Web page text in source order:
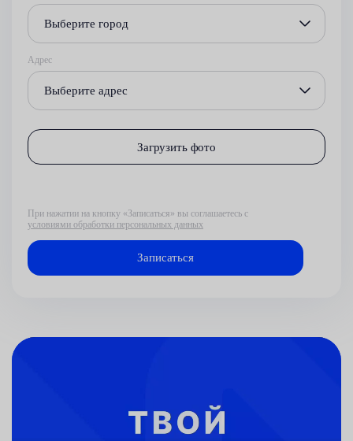
Выберите город
Адрес
Выберите адрес
Загрузить фото
При нажатии на кнопку «Записаться» вы соглашаетесь с
условиями обработки персональных данных